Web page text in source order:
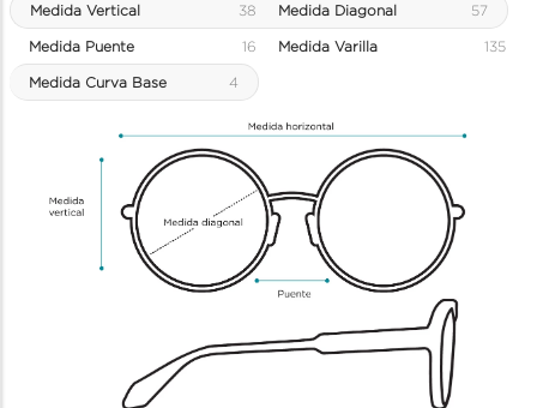
Medida Vertical 38 Medida Diagonal 57
Medida Puente 16 Medida Varilla 135
Medida Curva Base 4